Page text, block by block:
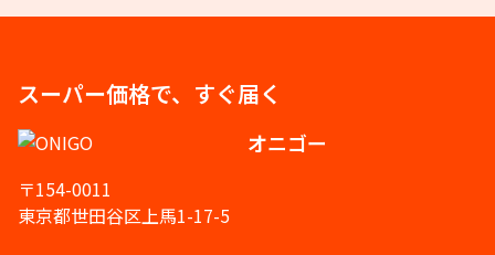
スーパー価格で、すぐ届く
オニゴー
〒154-0011
東京都世田谷区上馬1-17-5